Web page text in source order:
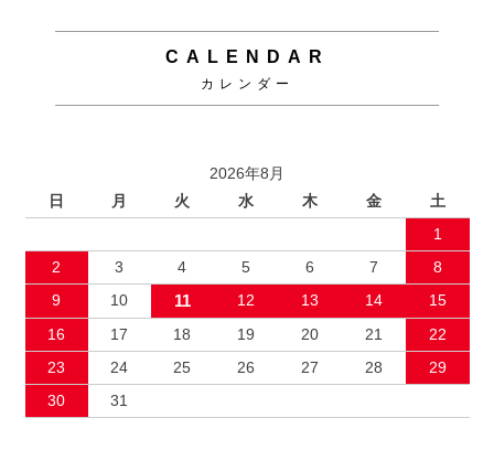
CALENDAR
カレンダー
2026年8月
日
月 火 水 木 金
土
1
2
3 4 5 6 7
8
9
10 11 12 13 14
15
16
17 18 19 20 21
22
23
24 25 26 27 28
29
30
31